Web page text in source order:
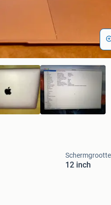
Schermgrootte
12 inch